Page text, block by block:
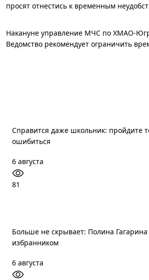
просят отнестись к временным
Накануне управление МЧС по ХМАО-
Ведомство рекомендует ограничить
Справится даже школьник: пройдите
ошибиться
6 августа
81
Больше не скрывает: Полина
избранником
6 августа